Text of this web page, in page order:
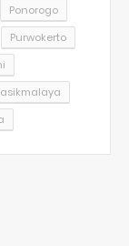
Ponorogo
Purwokerto